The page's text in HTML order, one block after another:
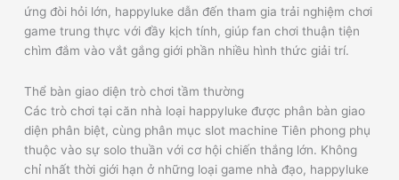
ứng đòi hỏi lớn, happyluke dẫn đến tham gia trải nghiệm chơi
game trung thực với đầy kịch tính, giúp fan chơi thuận tiện
chìm đắm vào vắt gắng giới phần nhiều hình thức giải trí.
Thể bàn giao diện trò chơi tầm thường
Các trò chơi tại căn nhà loại happyluke được phân bàn giao
diện phân biệt, cùng phân mục slot machine Tiên phong phụ
thuộc vào sự solo thuần với cơ hội chiến thắng lớn. Không
chỉ nhất thời giới hạn ở những loại game nhà đạo, happyluke